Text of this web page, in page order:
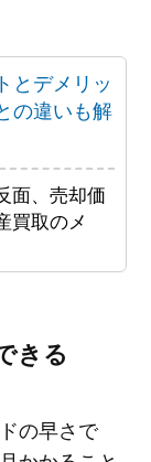
とデメリッ
の違いも解
面、売却価
買取のメ
きる
の早さで